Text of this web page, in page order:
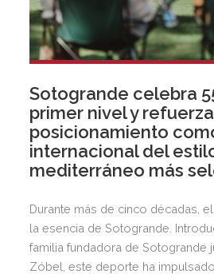
Sotogrande celebra
primer nivel y
posicionamiento
internacional del
mediterráneo más
Durante más de cinco décadas,
la esencia de Sotogrande.
familia fundadora de Sotogrande
Zóbel, este deporte ha